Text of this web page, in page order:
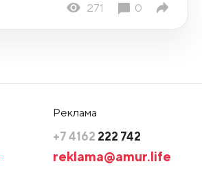
271 0
Реклама
+7 4162 222 742
reklama@amur.life